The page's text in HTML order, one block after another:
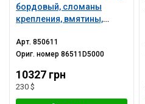
бордовый, сломаны
крепления, вмятины,
Арт.850611
Ориг. номер86511D5000
10327 грн
230 $